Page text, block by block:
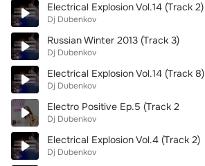
Electrical Explosion Vol.14 (Track 2)
Dj Dubenkov
Russian Winter 2013 (Track 3)
Dj Dubenkov
Electrical Explosion Vol.14 (Track 8)
Dj Dubenkov
Electro Positive Ep.5 (Track 2
Dj Dubenkov
Electrical Explosion Vol.4 (Track 2)
Dj Dubenkov